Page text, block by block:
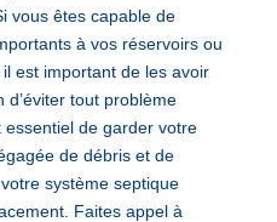
vous êtes capable de
à vos réservoirs ou
est important de les avoir
tout problème
de garder votre
de débris et de
système septique
Faites appel à